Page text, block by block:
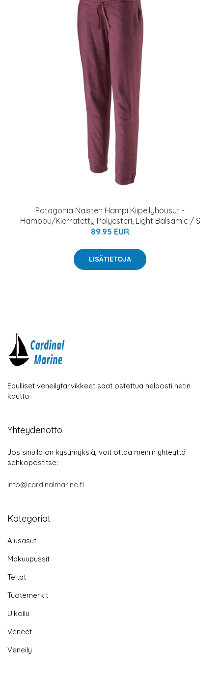
Patagonia Naisten Hampi Kiipeilyhousut -
Hamppu/Kierrätetty Polyesteri, Light Balsamic / S
89.95 EUR
LISÄTIETOJA
Edulliset veneilytarvikkeet saat ostettua helposti netin
kautta
Yhteydenotto
Jos sinulla on kysymyksiä, voit ottaa meihin yhteyttä
sähköpostitse:
info@cardinalmarine.fi
Kategoriat
Alusasut
Makuupussit
Teltat
Tuotemerkit
Ulkoilu
Veneet
Veneily